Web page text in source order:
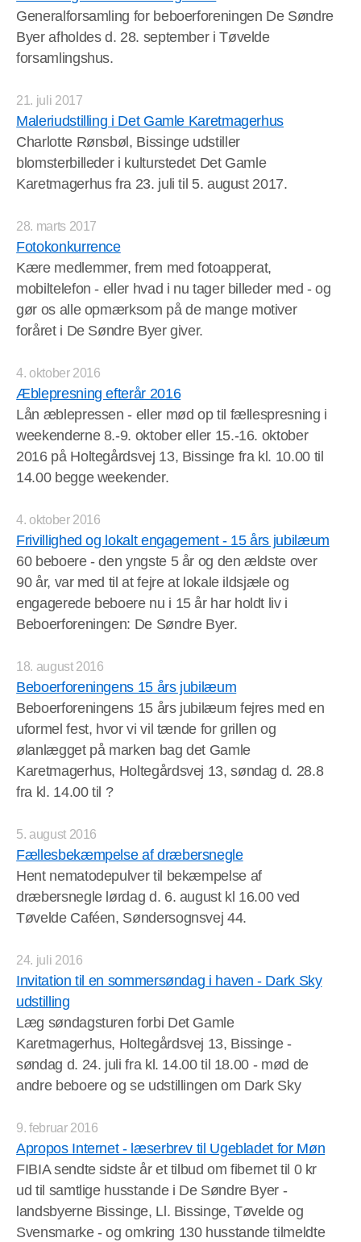
Generalforsamling for beboerforeningen De Søndre
Byer afholdes d. 28. september i Tøvelde
forsamlingshus.
21. juli 2017
Maleriudstilling i Det Gamle Karetmagerhus
Charlotte Rønsbøl, Bissinge udstiller
blomsterbilleder i kulturstedet Det Gamle
Karetmagerhus fra 23. juli til 5. august 2017.
28. marts 2017
Fotokonkurrence
Kære medlemmer, frem med fotoapperat,
mobiltelefon - eller hvad i nu tager billeder med - og
gør os alle opmærksom på de mange motiver
foråret i De Søndre Byer giver.
4. oktober 2016
Æblepresning efterår 2016
Lån æblepressen - eller mød op til fællespresning i
weekenderne 8.-9. oktober eller 15.-16. oktober
2016 på Holtegårdsvej 13, Bissinge fra kl. 10.00 til
14.00 begge weekender.
4. oktober 2016
Frivillighed og lokalt engagement - 15 års jubilæum
60 beboere - den yngste 5 år og den ældste over
90 år, var med til at fejre at lokale ildsjæle og
engagerede beboere nu i 15 år har holdt liv i
Beboerforeningen: De Søndre Byer.
18. august 2016
Beboerforeningens 15 års jubilæum
Beboerforeningens 15 års jubilæum fejres med en
uformel fest, hvor vi vil tænde for grillen og
ølanlægget på marken bag det Gamle
Karetmagerhus, Holtegårdsvej 13, søndag d. 28.8
fra kl. 14.00 til ?
5. august 2016
Fællesbekæmpelse af dræbersnegle
Hent nematodepulver til bekæmpelse af
dræbersnegle lørdag d. 6. august kl 16.00 ved
Tøvelde Caféen, Søndersognsvej 44.
24. juli 2016
Invitation til en sommersøndag i haven - Dark Sky
udstilling
Læg søndagsturen forbi Det Gamle
Karetmagerhus, Holtegårdsvej 13, Bissinge -
søndag d. 24. juli fra kl. 14.00 til 18.00 - mød de
andre beboere og se udstillingen om Dark Sky
9. februar 2016
Apropos Internet - læserbrev til Ugebladet for Møn
FIBIA sendte sidste år et tilbud om fibernet til 0 kr
ud til samtlige husstande i De Søndre Byer -
landsbyerne Bissinge, Ll. Bissinge, Tøvelde og
Svensmarke - og omkring 130 husstande tilmeldte